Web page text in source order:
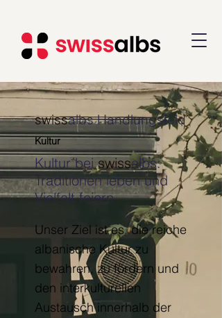
swissalbs Handlungsfeld
Kultur
Kultur beiswissalbs:
Traditionen leben und
Vielfalt feiern
Unser Ziel ist es, die reiche
albanische Kultur zu
bewahren, zu fördern und
den interkulturellen
Austausch innerhalb der